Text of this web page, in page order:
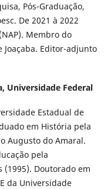
Pós-Graduação,
De 2021 à 2022
Membro do
Joaçaba. Editor-adjunto
Universidade Federal
Estadual de
em História pela
Augusto do Amaral.
pela
(1995). Doutorado em
da Universidade